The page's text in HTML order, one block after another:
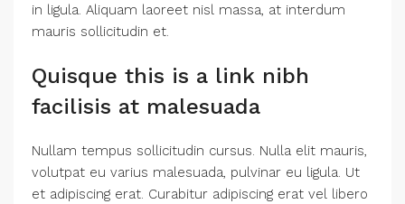
in ligula. Aliquam laoreet nisl massa, at interdum
mauris sollicitudin et.
Quisque this is a link nibh
facilisis at malesuada
Nullam tempus sollicitudin cursus. Nulla elit mauris,
volutpat eu varius malesuada, pulvinar eu ligula. Ut
et adipiscing erat. Curabitur adipiscing erat vel libero